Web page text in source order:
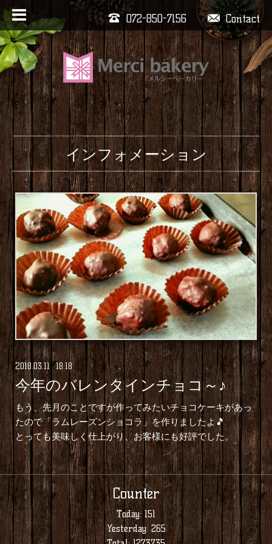
Contact
072-850-7156
インフォメーション
2018.03.11 18:18
今年のバレンタインチョコ～♪
もう、先月のことですが作ってみたいチョコケーキがあっ
たので「ラムレーズンショコラ」を作りましたよ🎵
とっても美味しく仕上がり、お客様にも好評でした。
Counter
Today:151
Yesterday: 265